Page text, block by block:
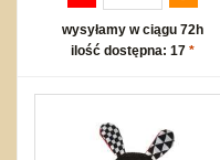
wysyłamy w ciągu 72h
ilość dostępna: 17 *